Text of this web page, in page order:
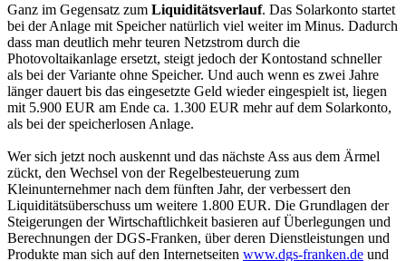
Ganz im Gegensatz zum Liquiditätsverlauf. Das Solarkonto startet
bei der Anlage mit Speicher natürlich viel weiter im Minus. Dadurch
dass man deutlich mehr teuren Netzstrom durch die
Photovoltaikanlage ersetzt, steigt jedoch der Kontostand schneller
als bei der Variante ohne Speicher. Und auch wenn es zwei Jahre
länger dauert bis das eingesetzte Geld wieder eingespielt ist, liegen
mit 5.900 EUR am Ende ca. 1.300 EUR mehr auf dem Solarkonto,
als bei der speicherlosen Anlage.
Wer sich jetzt noch auskennt und das nächste Ass aus dem Ärmel
zückt, den Wechsel von der Regelbesteuerung zum
Kleinunternehmer nach dem fünften Jahr, der verbessert den
Liquiditätsüberschuss um weitere 1.800 EUR. Die Grundlagen der
Steigerungen der Wirtschaftlichkeit basieren auf Überlegungen und
Berechnungen der DGS-Franken, über deren Dienstleistungen und
Produkte man sich auf den Internetseiten www.dgs-franken.de und